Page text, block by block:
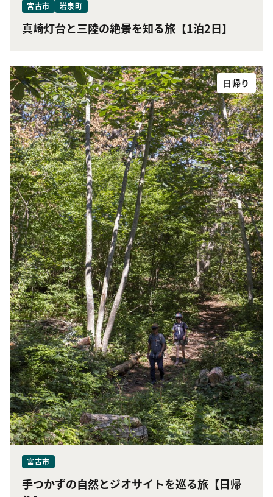
宮古市 岩泉町
真崎灯台と三陸の絶景を知る旅【1泊2日】
日帰り
宮古市
手つかずの自然とジオサイトを巡る旅【日帰